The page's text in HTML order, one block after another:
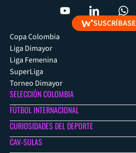
SUSCRÍBASE
Copa Colombia
Liga Dimayor
Liga Femenina
SuperLiga
Torneo Dimayor
SELECCIÓN COLOMBIA
FÚTBOL INTERNACIONAL
CURIOSIDADES DEL DEPORTE
CAV-SULAS